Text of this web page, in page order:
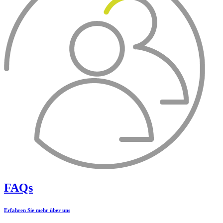
FAQs
Erfahren Sie mehr über uns